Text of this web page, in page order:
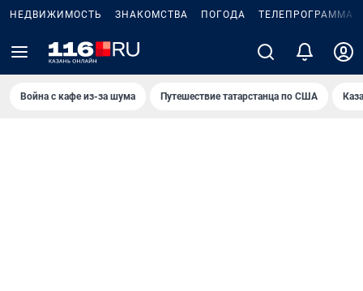
НЕДВИЖИМОСТЬ ЗНАКОМСТВА ПОГОДА ТЕЛЕПРОГРАММА
Война с кафе из-за шума Путешествие татарстанца по США